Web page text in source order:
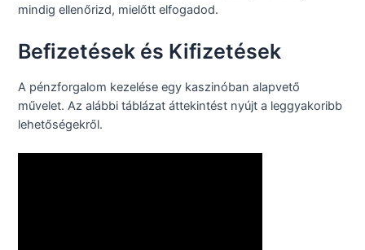
mindig ellenőrizd, mielőtt elfogadod.
Befizetések és Kifizetések
A pénzforgalom kezelése egy kaszinóban alapvető
művelet. Az alábbi táblázat áttekintést nyújt a leggyakoribb
lehetőségekről.